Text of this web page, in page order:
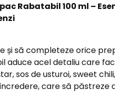
Rabatabil 100 ml –
și să completeze orice
aduce acel detaliu care
sos de usturoi, sweet
care să păstreze